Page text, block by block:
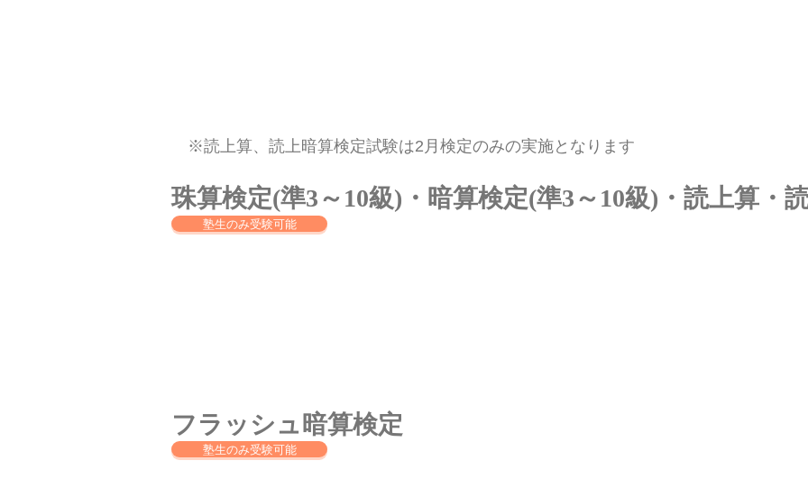
※読上算、読上暗算検定試験は2月検定のみの実施となります
珠算検定(準3～10級)・暗算検定(準3～10級)・読上算・
塾生のみ受験可能
フラッシュ暗算検定
塾生のみ受験可能